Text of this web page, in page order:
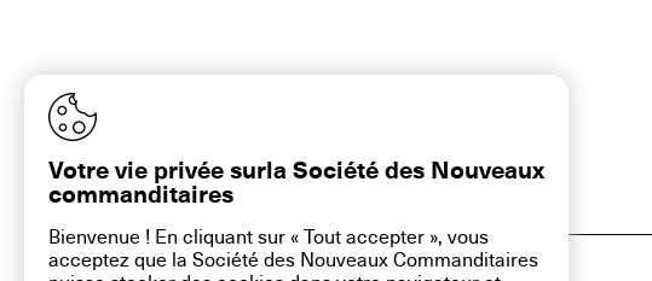
contact@la-snc.org
Votre vie privée surla Société des Nouveaux
commanditaires
Bienvenue ! En cliquant sur « Tout accepter », vous
acceptez que la Société des Nouveaux Commanditaires